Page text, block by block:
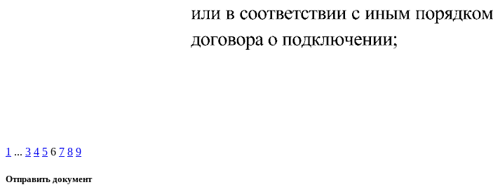
1 ... 3 4 5 6 7 8 9
Отправить документ